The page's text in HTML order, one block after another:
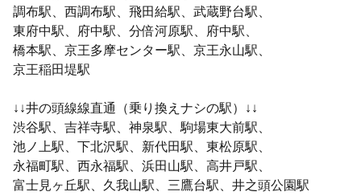
調布駅、西調布駅、飛田給駅、武蔵野台駅、
東府中駅、府中駅、分倍河原駅、府中駅、
橋本駅、京王多摩センター駅、京王永山駅、
京王稲田堤駅
↓↓井の頭線線直通（乗り換えナシの駅）↓↓
渋谷駅、吉祥寺駅、神泉駅、駒場東大前駅、
池ノ上駅、下北沢駅、新代田駅、東松原駅、
永福町駅、西永福駅、浜田山駅、高井戸駅、
富士見ヶ丘駅、久我山駅、三鷹台駅、井之頭公園駅